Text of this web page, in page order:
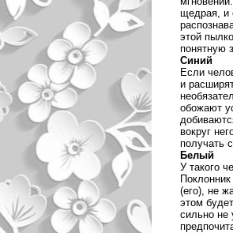
щедрая, и
этой
понятную
Синий
Если
и
обожают
вокруг
получать
Белый
У такого
(его), не
этом
сильно не